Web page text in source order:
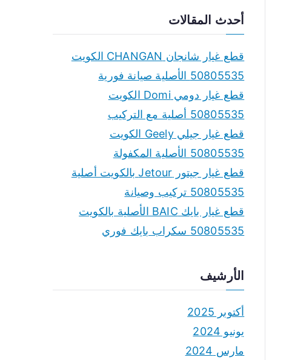
r
أحدث المقالات
قطع غيار شانجان CHANGAN الكويت
50805535 الأصلية صيانة فورية
قطع غيار دومي Domi الكويت
50805535 أصلية مع التركيب
قطع غيار جيلي Geely الكويت
50805535 الأصلية المكفولة
قطع غيار جيتور Jetour بالكويت أصلية
50805535 تركيب وصيانة
قطع غيار بايك BAIC الأصلية بالكويت
50805535 سكراب بايك فوري
الأرشيف
أكتوبر 2025
يونيو 2024
مارس 2024